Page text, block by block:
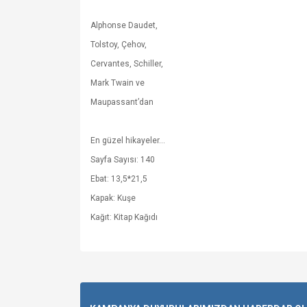
Alphonse Daudet,
Tolstoy, Çehov,
Cervantes, Schiller,
Mark Twain ve
Maupassant’dan
En güzel hikayeler...
Sayfa Sayısı: 140
Ebat: 13,5*21,5
Kapak: Kuşe
Kağıt: Kitap Kağıdı